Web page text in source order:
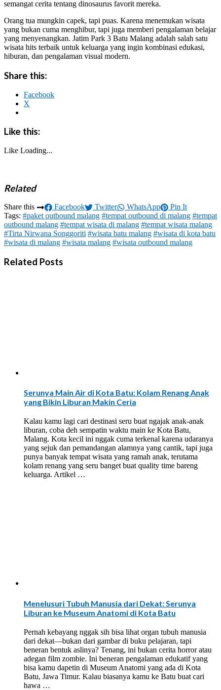
semangat cerita tentang dinosaurus favorit mereka.
Orang tua mungkin capek, tapi puas. Karena menemukan wisata
yang bukan cuma menghibur, tapi juga memberi pengalaman belajar
yang menyenangkan. Jatim Park 3 Batu Malang adalah salah satu
wisata hits terbaik untuk keluarga yang ingin kombinasi edukasi,
hiburan, dan pengalaman visual modern.
Share this:
Facebook
X
Like this:
Like Loading...
Related
Share this Facebook Twitter WhatsApp
Pin It
Tags: #paket outbound malang #tempat outbound di malang #tempat
outbound malang #tempat wisata di malang #tempat wisata malang
#Tirta Nirwana Songgoriti #wisata batu malang #wisata di kota batu
#wisata di malang #wisata malang #wisata outbound malang
Related Posts
Serunya Main Air di Kota Batu: Kolam Renang Anak
yang Bikin Liburan Makin Ceria
Kalau kamu lagi cari destinasi seru buat ngajak anak-anak
liburan, coba deh sempatin waktu main ke Kota Batu,
Malang. Kota kecil ini nggak cuma terkenal karena udaranya
yang sejuk dan pemandangan alamnya yang cantik, tapi juga
punya banyak tempat wisata yang ramah anak, terutama
kolam renang yang seru banget buat quality time bareng
keluarga. Artikel …
Menelusuri Tubuh Manusia dari Dekat: Serunya
Liburan ke Museum Anatomi di Kota Batu
Pernah kebayang nggak sih bisa lihat organ tubuh manusia
dari dekat—bukan dari gambar di buku pelajaran, tapi
beneran bentuk aslinya? Tenang, ini bukan cerita horror atau
adegan film zombie. Ini beneran pengalaman edukatif yang
bisa kamu dapetin di Museum Anatomi yang ada di Kota
Batu, Jawa Timur. Kalau biasanya kamu ke Batu buat cari
hawa …